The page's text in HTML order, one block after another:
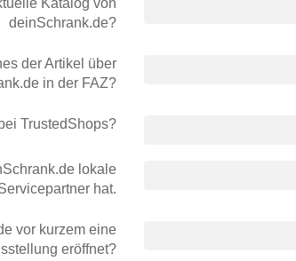
Katalog von
deinSchrank.de?
der Artikel über
in der FAZ?
TrustedShops?
lokale
hat.
vor kurzem eine
eröffnet?